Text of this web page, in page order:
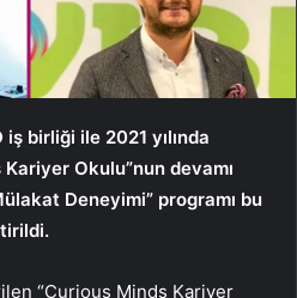
birliği ile 2021 yılında
Okulu”nun devamı
Deneyimi” programı bu
“Curious Minds Kariyer